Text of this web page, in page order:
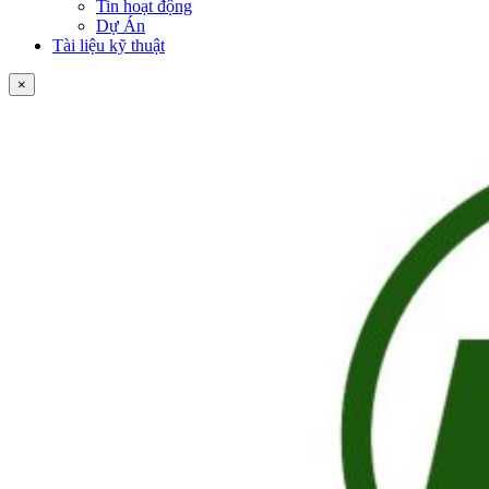
Tin hoạt động
Dự Án
Tài liệu kỹ thuật
×